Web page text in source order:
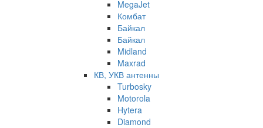
MegaJet
Комбат
Байкал
Байкал
Midland
Maxrad
КВ, УКВ антенны
Turbosky
Motorola
Hytera
Diamond